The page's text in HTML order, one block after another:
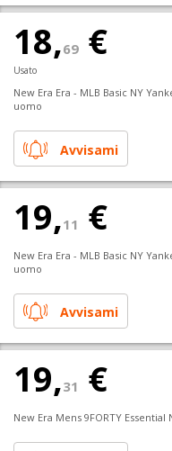
18,69 €
Usato
New Era Era - MLB Basic NY
uomo
Avvisami
19,11 €
New Era Era - MLB Basic NY
uomo
Avvisami
19,31 €
New Era Mens 9FORTY